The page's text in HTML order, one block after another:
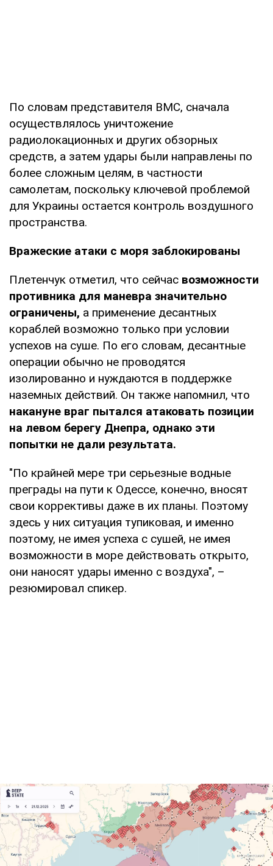
По словам представителя ВМС, сначала
осуществлялось уничтожение
радиолокационных и других обзорных
средств, а затем удары были направлены по
более сложным целям, в частности
самолетам, поскольку ключевой проблемой
для Украины остается контроль воздушного
пространства.
Вражеские атаки с моря заблокированы
Плетенчук отметил, что сейчас возможности
противника для маневра значительно
ограничены, а применение десантных
кораблей возможно только при условии
успехов на суше. По его словам, десантные
операции обычно не проводятся
изолированно и нуждаются в поддержке
наземных действий. Он также напомнил, что
накануне враг пытался атаковать позиции
на левом берегу Днепра, однако эти
попытки не дали результата.
"По крайней мере три серьезные водные
преграды на пути к Одессе, конечно, вносят
свои коррективы даже в их планы. Поэтому
здесь у них ситуация тупиковая, и именно
поэтому, не имея успеха с сушей, не имея
возможности в море действовать открыто,
они наносят удары именно с воздуха", –
резюмировал спикер.